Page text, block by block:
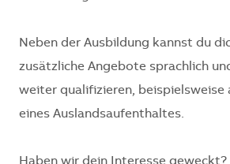
Neben der Ausbildung kannst du
zusätzliche Angebote sprachlich
weiter qualifizieren, beispielsweise
eines Auslandsaufenthaltes.
Haben wir dein Interesse geweckt?